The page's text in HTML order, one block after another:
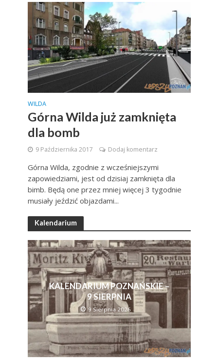
WILDA
Górna Wilda już zamknięta
dla bomb
9 Października 2017 Dodaj komentarz
Górna Wilda, zgodnie z wcześniejszymi
zapowiedziami, jest od dzisiaj zamknięta dla
bimb. Będą one przez mniej więcej 3 tygodnie
musiały jeździć objazdami...
Kalendarium
KALENDARIUM POZNAŃSKIE –
9 SIERPNIA
9 Sierpnia 2026